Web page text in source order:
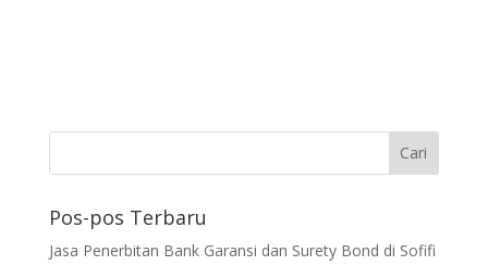
Pos-pos Terbaru
Jasa Penerbitan Bank Garansi dan Surety Bond di Sofifi